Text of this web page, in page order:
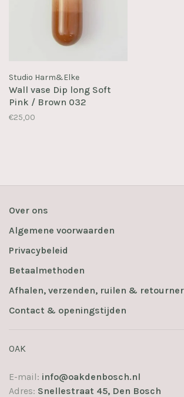
Studio Harm&Elke
Wall vase Dip long Soft
Pink / Brown 032
€25,00
Over ons
Algemene voorwaarden
Privacybeleid
Betaalmethoden
Afhalen, verzenden, ruilen &
Contact & openingstijden
OAK
E-mail: info@oakdenbosch.nl
Adres: Snellestraat 45, Den Bosch